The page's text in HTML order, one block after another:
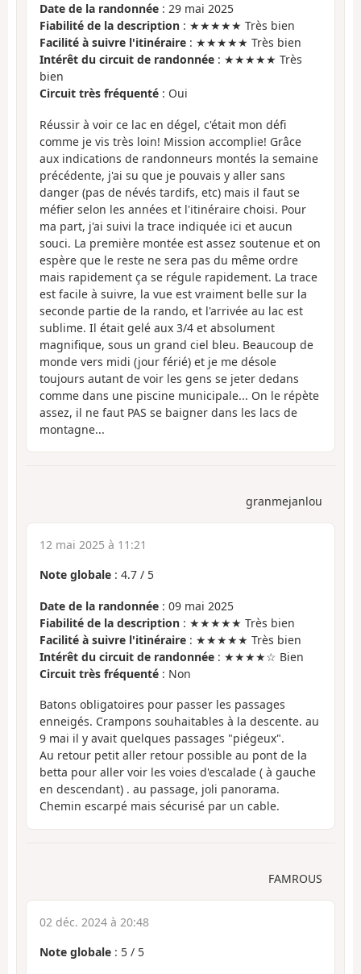
Date de la randonnée : 29 mai 2025
Fiabilité de la description : ★★★★★ Très bien
Facilité à suivre l'itinéraire : ★★★★★ Très bien
Intérêt du circuit de randonnée : ★★★★★ Très
bien
Circuit très fréquenté : Oui
Réussir à voir ce lac en dégel, c'était mon défi
comme je vis très loin! Mission accomplie! Grâce
aux indications de randonneurs montés la semaine
précédente, j'ai su que je pouvais y aller sans
danger (pas de névés tardifs, etc) mais il faut se
méfier selon les années et l'itinéraire choisi. Pour
ma part, j'ai suivi la trace indiquée ici et aucun
souci. La première montée est assez soutenue et on
espère que le reste ne sera pas du même ordre
mais rapidement ça se régule rapidement. La trace
est facile à suivre, la vue est vraiment belle sur la
seconde partie de la rando, et l'arrivée au lac est
sublime. Il était gelé aux 3/4 et absolument
magnifique, sous un grand ciel bleu. Beaucoup de
monde vers midi (jour férié) et je me désole
toujours autant de voir les gens se jeter dedans
comme dans une piscine municipale... On le répète
assez, il ne faut PAS se baigner dans les lacs de
montagne...
granmejanlou
12 mai 2025 à 11:21
Note globale : 4.7 / 5
Date de la randonnée : 09 mai 2025
Fiabilité de la description : ★★★★★ Très bien
Facilité à suivre l'itinéraire : ★★★★★ Très bien
Intérêt du circuit de randonnée : ★★★★☆ Bien
Circuit très fréquenté : Non
Batons obligatoires pour passer les passages
enneigés. Crampons souhaitables à la descente. au
9 mai il y avait quelques passages "piégeux".
Au retour petit aller retour possible au pont de la
betta pour aller voir les voies d'escalade ( à gauche
en descendant) . au passage, joli panorama.
Chemin escarpé mais sécurisé par un cable.
FAMROUS
02 déc. 2024 à 20:48
Note globale : 5 / 5